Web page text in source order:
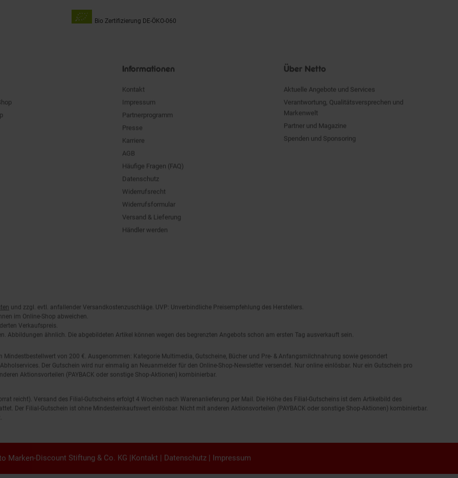
Bio Zertifizierung DE-ÖKO-060
Impressum
Partnerprogramm
Presse
Karriere
AGB
Häufige Fragen (FAQ)
Datenschutz
Widerrufsrecht
Widerrufsformular
Versand & Lieferung
Händler werden
Verantwortung, Qualitätsversprechen und
Markenwelt
Partner und Magazine
Spenden und Sponsoring
im Online-Shop abweichen.
Verkaufspreis.
Abbildungen ähnlich. Die abgebildeten Artikel können wegen des begrenzten Angebots schon am ersten Tag ausverkauft sein.
von 200 €. Ausgenommen: Kategorie Multimedia, Gutscheine, Bücher und Pre- & Anfangsmilchnahrung sowie gesondert
Der Gutschein wird nur einmalig an Neuanmelder für den Online-Shop-Newsletter versendet. Nur online einlösbar. Nur ein Gutschein pro
Aktionsvorteilen (PAYBACK oder sonstige Shop-Aktionen) kombinierbar.
reicht). Versand des Filial-Gutscheins erfolgt 4 Wochen nach Warenanlieferung per Mail. Die Höhe des Filial-Gutscheins ist dem Artikelbild des
Der Filial-Gutschein ist ohne Mindesteinkaufswert einlösbar. Nicht mit anderen Aktionsvorteilen (PAYBACK oder sonstige Shop-Aktionen) kombinierbar.
Marken-Discount Stiftung & Co. KG |Kontakt | Datenschutz| Impressum